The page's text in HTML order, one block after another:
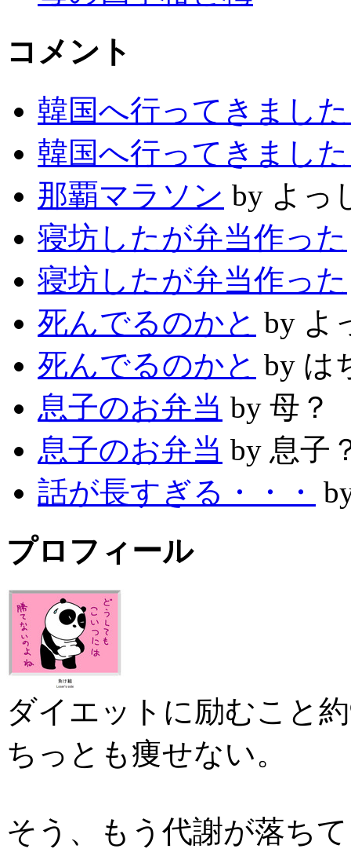
コメント
韓国へ行ってきまし
韓国へ行ってきまし
那覇マラソン by よっ
寝坊したが弁当作った
寝坊したが弁当作った
死んでるのかと by よ
死んでるのかと by は
息子のお弁当 by 母？
息子のお弁当 by 息子
話が長すぎる・・・
プロフィール
ダイエットに励むこと
ちっとも痩せない。
そう、もう代謝が落ちて